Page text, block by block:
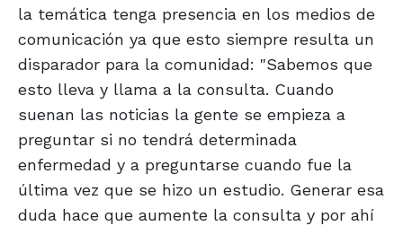
la temática tenga presencia en los medios de
comunicación ya que esto siempre resulta un
disparador para la comunidad: "Sabemos que
esto lleva y llama a la consulta. Cuando
suenan las noticias la gente se empieza a
preguntar si no tendrá determinada
enfermedad y a preguntarse cuando fue la
última vez que se hizo un estudio. Generar esa
duda hace que aumente la consulta y por ahí